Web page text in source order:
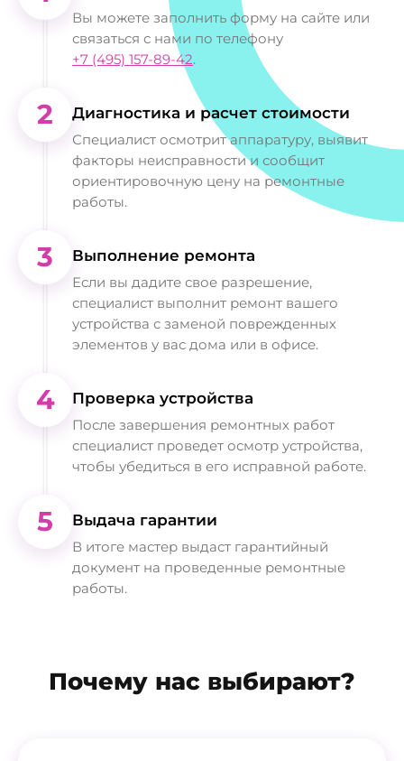
Вы можете заполнить форму на сайте или
связаться с нами по телефону
+7 (495) 157-89-42.
2 Диагностика и расчет стоимости
Специалист осмотрит аппаратуру, выявит
факторы неисправности и сообщит
ориентировочную цену на ремонтные
работы.
3 Выполнение ремонта
Если вы дадите свое разрешение,
специалист выполнит ремонт вашего
устройства с заменой поврежденных
элементов у вас дома или в офисе.
4 Проверка устройства
После завершения ремонтных работ
специалист проведет осмотр устройства,
чтобы убедиться в его исправной работе.
5 Выдача гарантии
В итоге мастер выдаст гарантийный
документ на проведенные ремонтные
работы.
Почему нас выбирают?